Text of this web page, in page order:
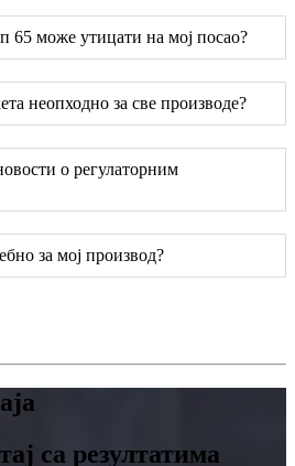
може утицати на мој посао?
неопходно за све производе?
о регулаторним
за мој производ?
са резултатима